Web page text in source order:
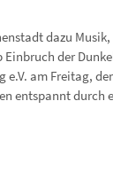
dazu Musik,
der
e.V. am Freitag,
entspannt durch